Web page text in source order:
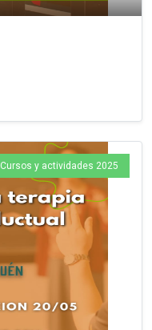
Cursos y actividades 2025